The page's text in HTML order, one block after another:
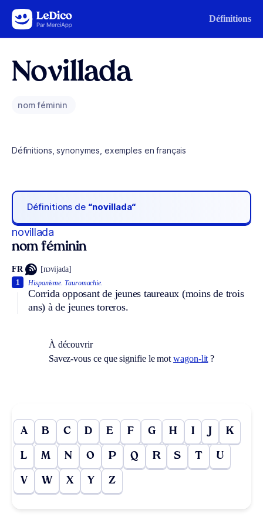
Aller au contenu Définitions
Novillada
nom féminin
Définitions, synonymes, exemples en français
Définitions de “novillada“
novillada
nom féminin
FR [nɔvijada]
Hispanisme. Tauromachie.
Corrida opposant de jeunes taureaux (moins de trois
ans) à de jeunes toreros.
1
À découvrir
Savez-vous ce que signifie le motwagon-lit ?
A B C D E F G H I J K
L M N O P Q R S T U
V W X Y Z